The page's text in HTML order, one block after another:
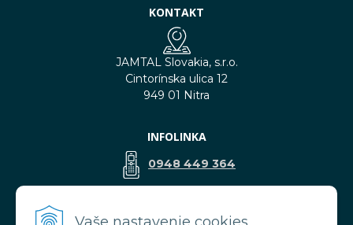
KONTAKT
JAMTAL Slovakia, s.r.o.
Cintorínska ulica 12
949 01 Nitra
INFOLINKA
0948 449 364